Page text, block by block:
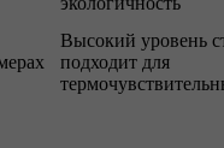
Высокий уровень
подходит для